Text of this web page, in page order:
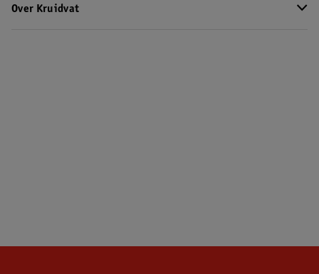
Over Kruidvat